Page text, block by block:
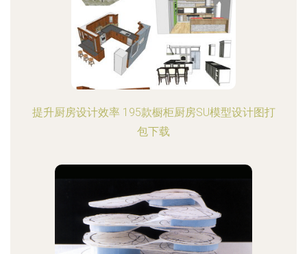
提升厨房设计效率 195款橱柜厨房SU模型设计图打
包下载